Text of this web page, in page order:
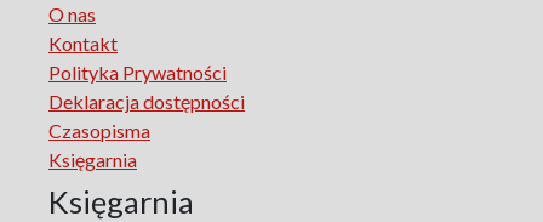
The monographs of the Section of Disability Sociology of
the Polish Sociological Association
The Art of Learning – The Learning of Art
Neuroscience in Psychology
Faces of Feminism
Faces of war
Biographical Perspectives
O nas
Kontakt
Polityka Prywatności
Deklaracja dostępności
Czasopisma
Księgarnia
Księgarnia